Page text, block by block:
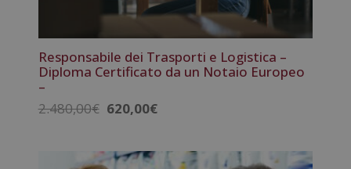
Responsabile dei Trasporti e Logistica –
Diploma Certificato da un Notaio Europeo
–
2.480,00€ Il
era:
620,00€Il